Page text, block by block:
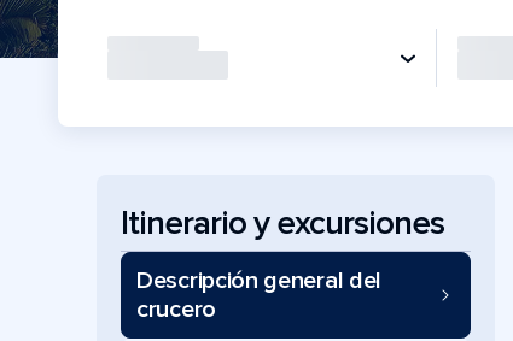
Itinerario y excursiones
Descripción general del
crucero